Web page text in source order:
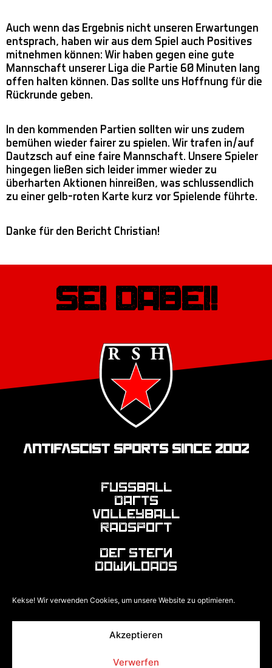
Kekse! Wir verwenden Cookies, um unsere Website zu optimieren.
Akzeptieren
Verwerfen
Auch wenn das Ergebnis nicht unseren Erwartungen
entsprach, haben wir aus dem Spiel auch Positives
mitnehmen können: Wir haben gegen eine gute
Mannschaft unserer Liga die Partie 60 Minuten lang
offen halten können. Das sollte uns Hoffnung für die
Rückrunde geben.
In den kommenden Partien sollten wir uns zudem
bemühen wieder fairer zu spielen. Wir trafen in/auf
Dautzsch auf eine faire Mannschaft. Unsere Spieler
hingegen ließen sich leider immer wieder zu
überharten Aktionen hinreißen, was schlussendlich
zu einer gelb-roten Karte kurz vor Spielende führte.
Danke für den Bericht Christian!
Sei dabei!
ANTIFASCIST SPORTS SINCE 2002
Fussball
Darts
Volleyball
Radsport
Der Stern
Downloads
a
c
n
s
t